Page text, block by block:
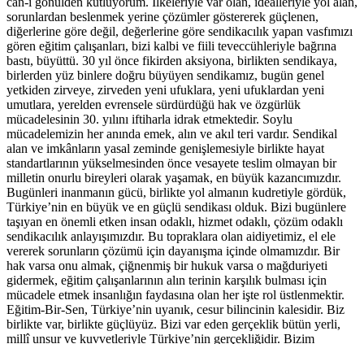
sorunlardan beslenmek yerine çözümler göstererek güçlenen,
diğerlerine göre değil, değerlerine göre sendikacılık yapan vasfımızı
gören eğitim çalışanları, bizi kalbi ve fiili teveccühleriyle bağrına
bastı, büyüttü. 30 yıl önce fikirden aksiyona, birlikten sendikaya,
birlerden yüz binlere doğru büyüyen sendikamız, bugün genel
yetkiden zirveye, zirveden yeni ufuklara, yeni ufuklardan yeni
umutlara, yerelden evrensele sürdürdüğü hak ve özgürlük
mücadelesinin 30. yılını iftiharla idrak etmektedir. Soylu
mücadelemizin her anında emek, alın ve akıl teri vardır. Sendikal
alan ve imkânların yasal zeminde genişlemesiyle birlikte hayat
standartlarının yükselmesinden önce vesayete teslim olmayan bir
milletin onurlu bireyleri olarak yaşamak, en büyük kazancımızdır.
Bugünleri inanmanın gücü, birlikte yol almanın kudretiyle gördük,
Türkiye’nin en büyük ve en güçlü sendikası olduk. Bizi bugünlere
taşıyan en önemli etken insan odaklı, hizmet odaklı, çözüm odaklı
sendikacılık anlayışımızdır. Bu topraklara olan aidiyetimiz, el ele
vererek sorunların çözümü için dayanışma içinde olmamızdır. Bir
hak varsa onu almak, çiğnenmiş bir hukuk varsa o mağduriyeti
gidermek, eğitim çalışanlarının alın terinin karşılık bulması için
mücadele etmek insanlığın faydasına olan her işte rol üstlenmektir.
Eğitim-Bir-Sen, Türkiye’nin uyanık, cesur bilincinin kalesidir. Biz
birlikte var, birlikte güçlüyüz. Bizi var eden gerçeklik bütün yerli,
millî unsur ve kuvvetleriyle Türkiye’nin gerçekliğidir. Bizim